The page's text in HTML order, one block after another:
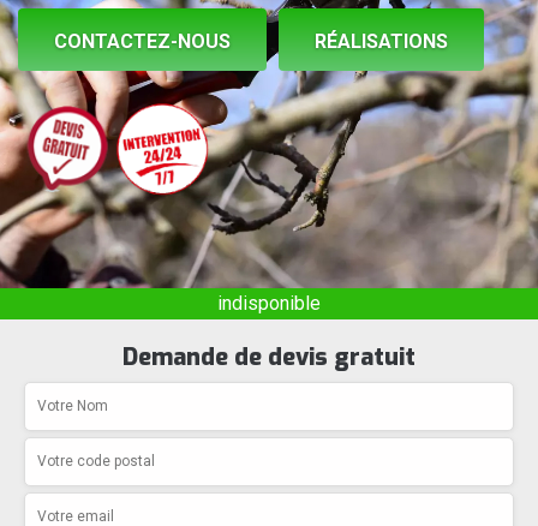
CONTACTEZ-NOUS RÉALISATIONS
indisponible
Demande de devis gratuit